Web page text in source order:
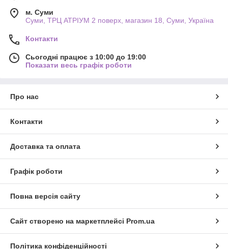
м. Суми
Суми, ТРЦ АТРІУМ 2 поверх, магазин 18, Суми, Україна
Контакти
Сьогодні працює з 10:00 до 19:00
Показати весь графік роботи
Про нас
Контакти
Доставка та оплата
Графік роботи
Повна версія сайту
Сайт створено на маркетплейсі Prom.ua
Політика конфіденційності